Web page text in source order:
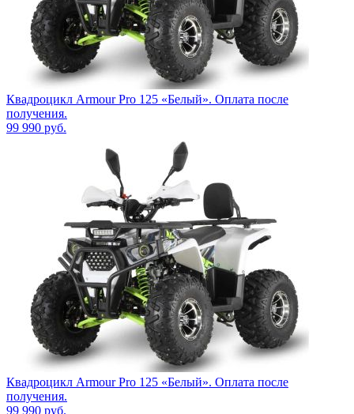
Квадроцикл Armour Pro 125 «Белый». Оплата после
получения.
99 990 руб.
Квадроцикл Armour Pro 125 «Белый». Оплата после
получения.
99 990 руб.